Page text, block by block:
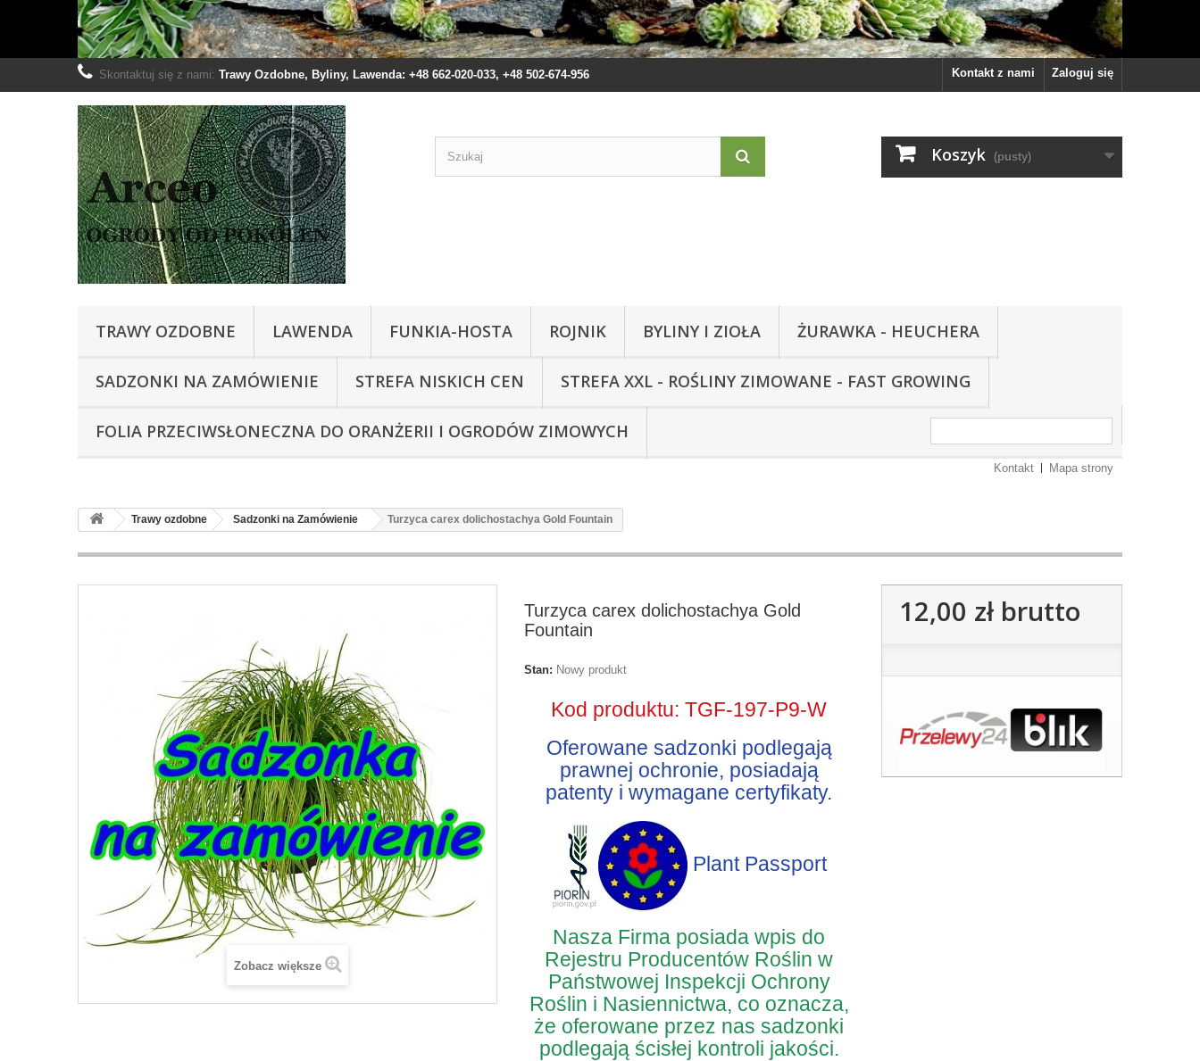
Zaloguj się
Kontakt z nami
Skontaktuj się z nami: Trawy Ozdobne, Byliny, Lawenda: +48 662-020-033, +48 502-674-956
Koszyk (pusty)
TRAWY OZDOBNE LAWENDA FUNKIA-HOSTA ROJNIK BYLINY I ZIOŁA ŻURAWKA - HEUCHERA
SADZONKI NA ZAMÓWIENIE STREFA NISKICH CEN STREFA XXL - ROŚLINY ZIMOWANE - FAST GROWING
FOLIA PRZECIWSŁONECZNA DO ORANŻERII I OGRODÓW ZIMOWYCH
Kontakt Mapa strony
Trawy ozdobne Sadzonki na Zamówienie Turzyca carex dolichostachya Gold Fountain
Zobacz większe
Turzyca carex dolichostachya Gold
Fountain
Stan: Nowy produkt
Kod produktu: TGF-197-P9-W
Oferowane sadzonki podlegają
prawnej ochronie, posiadają
patenty i wymagane certyfikaty.
Plant Passport
Nasza Firma posiada wpis do
Rejestru Producentów Roślin w
Państwowej Inspekcji Ochrony
Roślin i Nasiennictwa, co oznacza,
że oferowane przez nas sadzonki
podlegają ścisłej kontroli jakości.
12,00 złbrutto